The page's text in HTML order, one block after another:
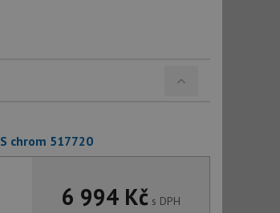
chrom 517720
6 994 Kčs DPH